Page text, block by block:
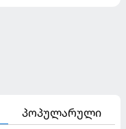
პოპულარული